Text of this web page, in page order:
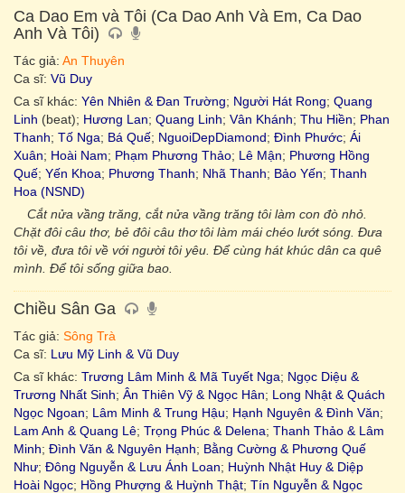
Ca Dao Em và Tôi (Ca Dao Anh Và Em, Ca Dao
Anh Và Tôi)
Tác giả: An Thuyên
Ca sĩ: Vũ Duy
Ca sĩ khác: Yên Nhiên & Đan Trường; Người Hát Rong; Quang
Linh (beat); Hương Lan; Quang Linh; Vân Khánh; Thu Hiền; Phan
Thanh; Tố Nga; Bá Quế; NguoiDepDiamond; Đình Phước; Ái
Xuân; Hoài Nam; Phạm Phương Thảo; Lê Mận; Phương Hồng
Quế; Yến Khoa; Phương Thanh; Nhã Thanh; Bảo Yến; Thanh
Hoa (NSND)
Cắt nửa vầng trăng, cắt nửa vầng trăng tôi làm con đò nhỏ.
Chặt đôi câu thơ, bẻ đôi câu thơ tôi làm mái chéo lướt sóng. Đưa
tôi về, đưa tôi về với người tôi yêu. Để cùng hát khúc dân ca quê
mình. Để tôi sống giữa bao.
Chiều Sân Ga
Tác giả: Sông Trà
Ca sĩ: Lưu Mỹ Linh & Vũ Duy
Ca sĩ khác: Trương Lâm Minh & Mã Tuyết Nga; Ngọc Diệu &
Trương Nhất Sinh; Ân Thiên Vỹ & Ngọc Hân; Long Nhật & Quách
Ngọc Ngoan; Lâm Minh & Trung Hậu; Hạnh Nguyên & Đình Văn;
Lam Anh & Quang Lê; Trọng Phúc & Delena; Thanh Thảo & Lâm
Minh; Đình Văn & Nguyên Hạnh; Bằng Cường & Phương Quế
Như; Đông Nguyễn & Lưu Ánh Loan; Huỳnh Nhật Huy & Diệp
Hoài Ngọc; Hồng Phượng & Huỳnh Thật; Tín Nguyễn & Ngọc